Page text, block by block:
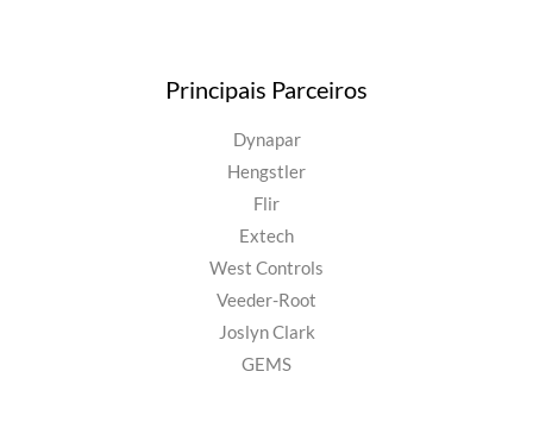
Principais Parceiros
Dynapar
Hengstler
Flir
Extech
West Controls
Veeder-Root
Joslyn Clark
GEMS